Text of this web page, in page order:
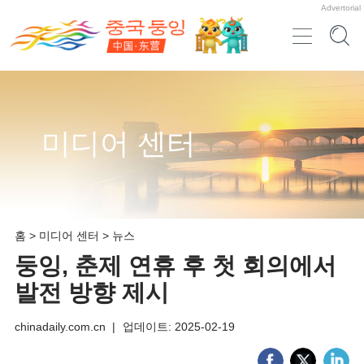
Advertorial
미디어 센터
홈 > 미디어 센터 > 뉴스
둥잉, 춘제 연휴 후 첫 회의에서
발전 방향 제시
chinadaily.com.cn | 업데이트: 2025-02-19